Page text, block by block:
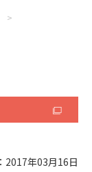
2017年03月16日